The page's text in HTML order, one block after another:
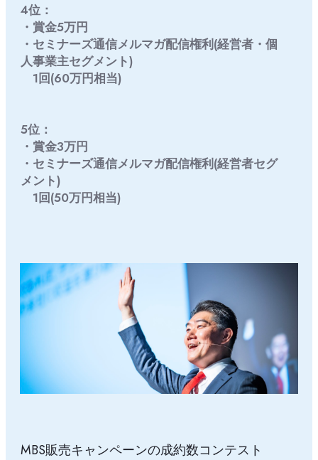
4位：
・賞金5万円
・セミナーズ通信メルマガ配信権利(経営者・個
人事業主セグメント)
1回(60万円相当)
5位：
・賞金3万円
・セミナーズ通信メルマガ配信権利(経営者セグ
メント)
1回(50万円相当)
MBS販売キャンペーンの成約数コンテスト